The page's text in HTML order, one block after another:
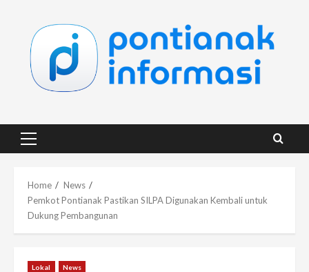
content
Primary
Home
News
Pemkot Pontianak Pastikan SILPA Digunakan Kembali untuk
Dukung Pembangunan
Lokal News